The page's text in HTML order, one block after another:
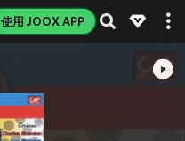
使用 JOOX APP